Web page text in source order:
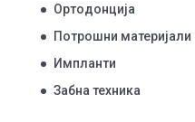
Ортодонција
Потрошни материјали
Импланти
Забна техника